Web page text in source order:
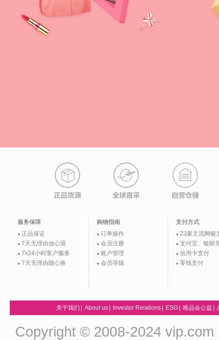
服务保障
正品保证
7天无理由放心退
7x24小时客户服务
7天无理由随心换
购物指南
订单操作
会员注册
账户管理
会员等级
支付方式
23家主流网银
支付宝、银联
信用卡支付
零钱支付
关于我们 About us Investor Relations ESG 唯品会公益
Copyright © 2008-2024